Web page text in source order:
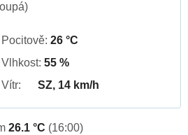
Pocitově: 26 °C
Vlhkost: 55 %
Vítr:
SZ, 14 km/h
26.1 °C (16:00)